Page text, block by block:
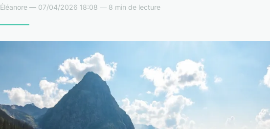
Éléanore — 07/04/2026 18:08 — 8 min de lecture